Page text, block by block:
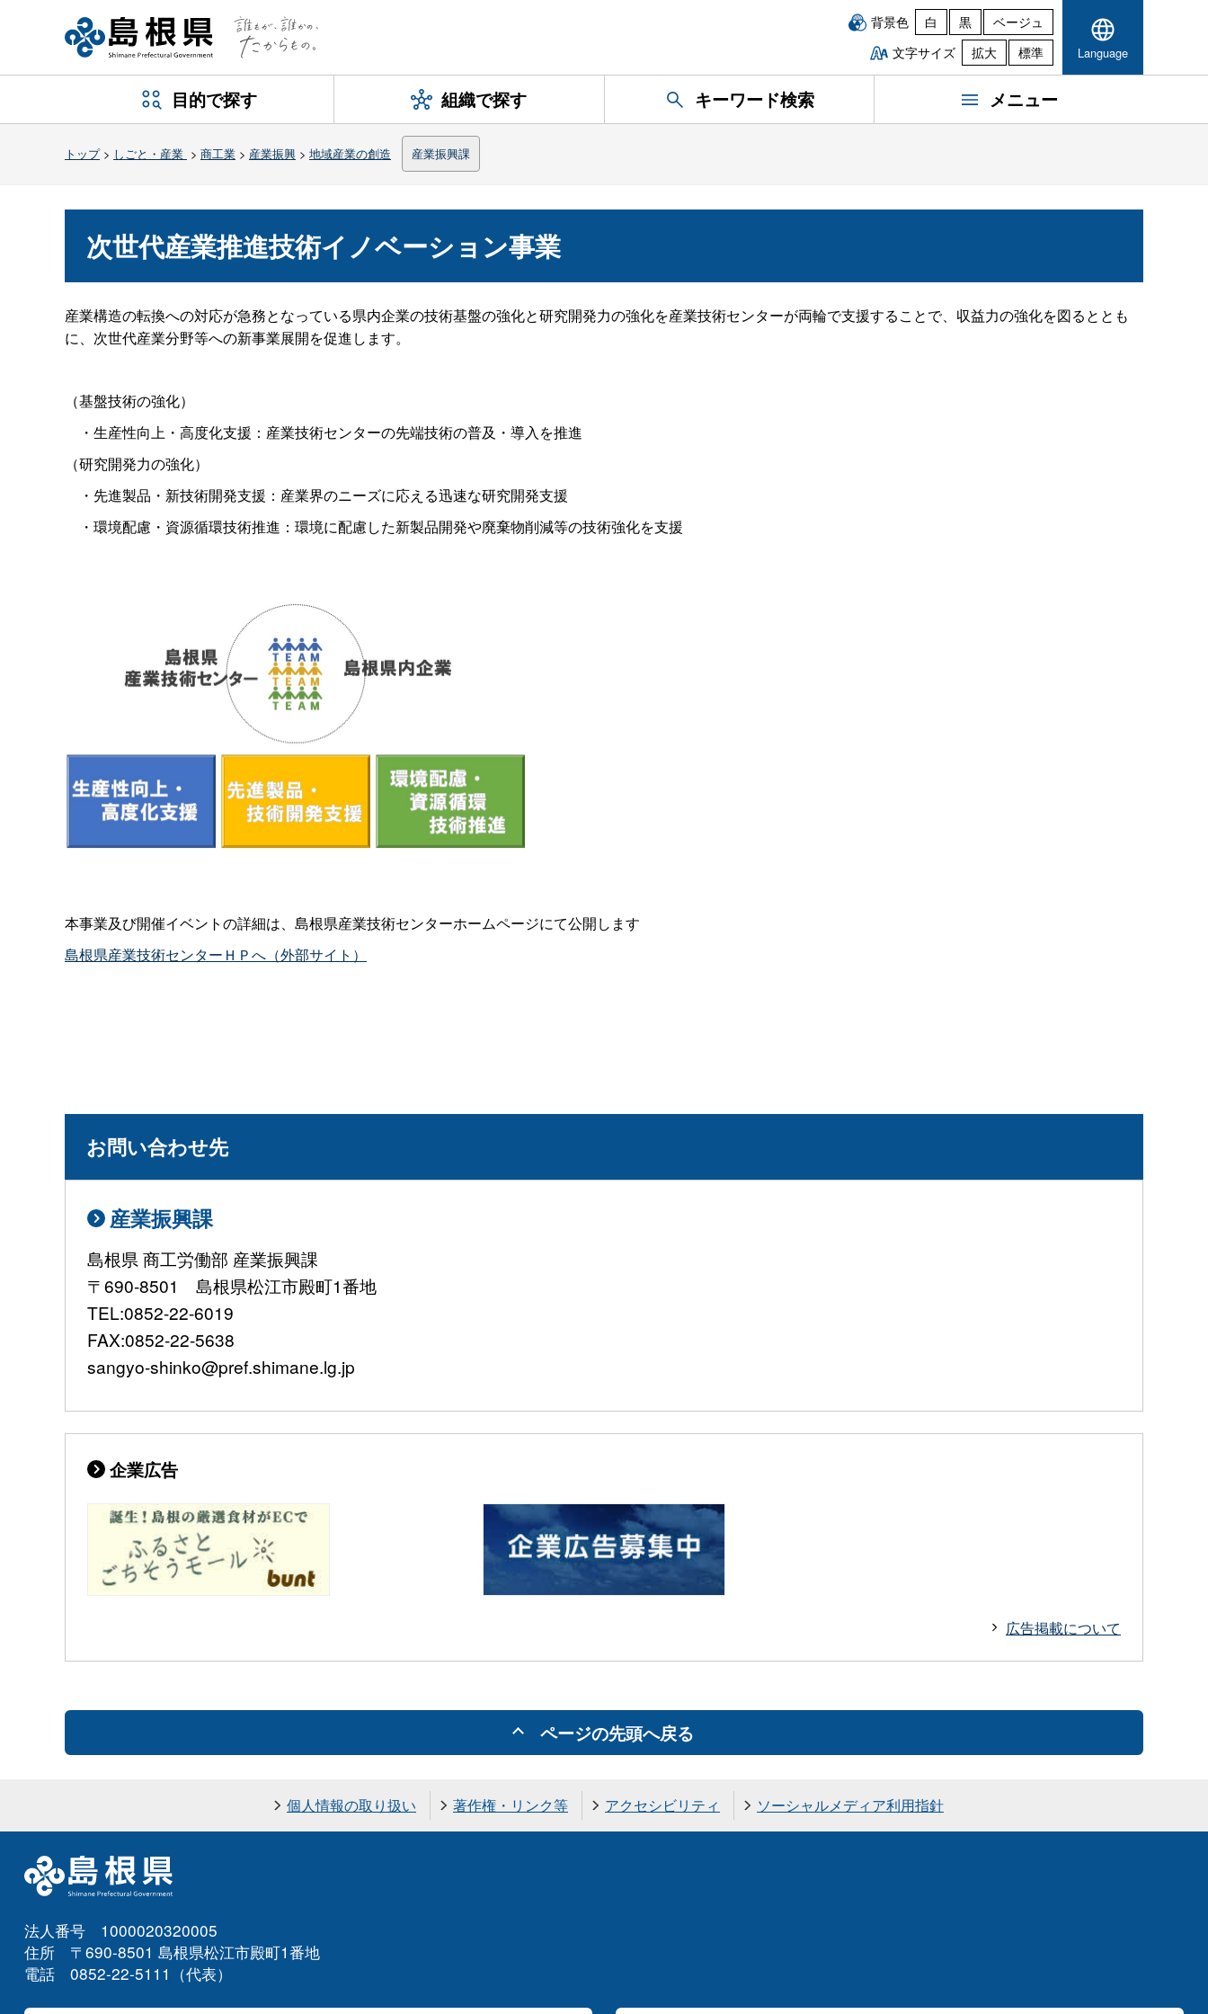
背景色 白 黒
ベージュ
文字サイズ
拡大 標準 Language
目的で探す 組織で探す キーワード検索 メニュー
トップ> しごと・産業 > 商工業 > 産業振興 > 地域産業の創造 産業振興課
次世代産業推進技術イノベーション事業
産業構造の転換への対応が急務となっている県内企業の技術基盤の強化と研究開発力の強化を産業技術センターが両輪で支援することで、収益力の強化を図るととも
に、次世代産業分野等への新事業展開を促進します。
（基盤技術の強化）
・生産性向上・高度化支援：産業技術センターの先端技術の普及・導入を推進
（研究開発力の強化）
・先進製品・新技術開発支援：産業界のニーズに応える迅速な研究開発支援
・環境配慮・資源循環技術推進：環境に配慮した新製品開発や廃棄物削減等の技術強化を支援
本事業及び開催イベントの詳細は、島根県産業技術センターホームページにて公開します
島根県産業技術センターＨＰへ（外部サイト）
お問い合わせ先
産業振興課
島根県 商工労働部 産業振興課
〒690-8501 島根県松江市殿町1番地
TEL:0852-22-6019
FAX:0852-22-5638
sangyo-shinko@pref.shimane.lg.jp
企業広告
広告掲載について
ページの先頭へ戻る
個人情報の取り扱い 著作権・リンク等 アクセシビリティ ソーシャルメディア利用指針
法人番号 1000020320005
住所 〒690-8501 島根県松江市殿町1番地
電話 0852-22-5111（代表）